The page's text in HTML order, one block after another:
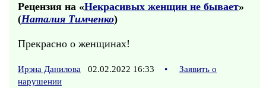
Рецензия на «Некрасивых женщин не бывает»
(Наталия Тимченко)
Прекрасно о женщинах!
Ирэна Данилова 02.02.2022 16:33 •
Заявить о
нарушении